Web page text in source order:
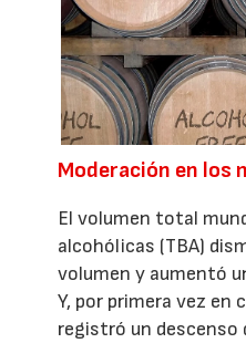
Moderación en los
El volumen total
alcohólicas (TBA)
volumen y aumentó
Y, por primera vez en
registró un descenso